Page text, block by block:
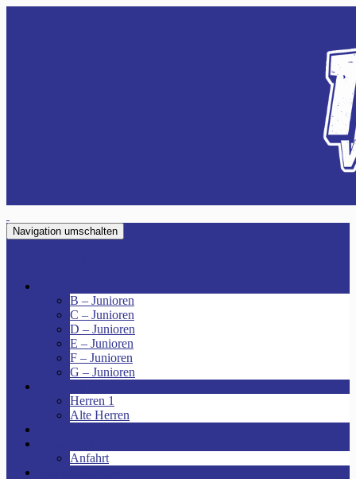
Navigation umschalten
B – Junioren
C – Junioren
D – Junioren
E – Junioren
F – Junioren
G – Junioren
Herren 1
Alte Herren
Anfahrt